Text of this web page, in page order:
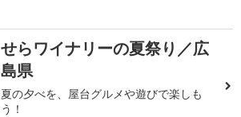
せらワイナリーの夏祭り／広
島県
夏の夕べを、屋台グルメや遊びで楽しも
う！